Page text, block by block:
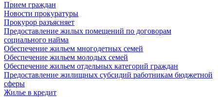
Прием граждан
Новости прокуратуры
Прокурор разъясняет
Предоставление жилых помещений по договорам
социального найма
Обеспечение жильем многодетных семей
Обеспечение жильем молодых семей
Обеспечение жильем отдельных категорий граждан
Предоставление жилищных субсидий работникам бюджетной
сферы
Жилье в кредит